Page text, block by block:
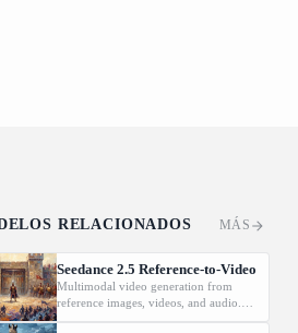
RELACIONADOS MÁS
Seedance 2.5 Reference-to-Video
Multimodal video generation from
reference images, videos, and audio.
Supports video editing and extension.